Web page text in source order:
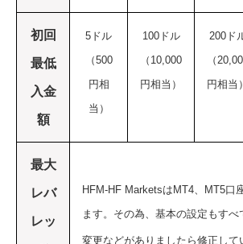
初回
最低
入金
額
5ドル
（500
円相
当）
100ドル
（10,000
円相当）
200ド
（
円相当）
最大
レバ
レッ
HFM-HF MarketsはMT4、MT5口
ます。その為、基本の設定もす
変更などがありましたら修正して